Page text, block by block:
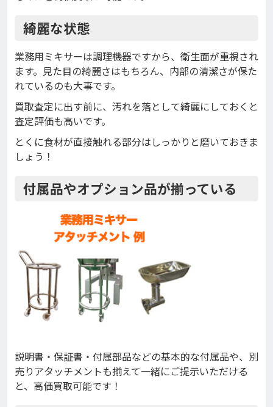
綺麗な状態
業務用ミキサーは調理機器ですから、衛生面が重視され
ます。見た目の綺麗さはもちろん、内部の清潔さが保た
れているのも大事です。
買取査定に出す前に、汚れを落として綺麗にしておくと
査定評価も高いです。
とくに食材が直接触れる部分はしっかりと磨いておきま
しょう！
付属品やオプション品が揃っている
説明書・保証書・付属部品などの基本的な付属品や、別
売りアタッチメントも揃えて一緒にご提示いただける
と、高価買取可能です！